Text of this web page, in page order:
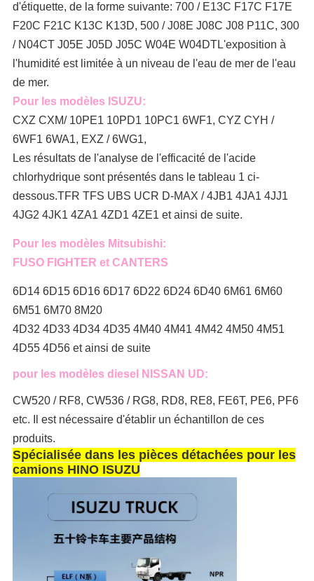
d'étiquette, de la forme suivante: 700 / E13C F17C F17E
F20C F21C K13C K13D, 500 / J08E J08C J08 P11C, 300
/ N04CT J05E J05D J05C W04E W04DTL'exposition à
l'humidité est limitée à un niveau de l'eau de mer de l'eau
de mer.
Pour les modèles ISUZU:
CXZ CXM/ 10PE1 10PD1 10PC1 6WF1, CYZ CYH /
6WF1 6WA1, EXZ / 6WG1,
Les résultats de l'analyse de l'efficacité de l'acide
chlorhydrique sont présentés dans le tableau 1 ci-
dessous.TFR TFS UBS UCR D-MAX / 4JB1 4JA1 4JJ1
4JG2 4JK1 4ZA1 4ZD1 4ZE1 et ainsi de suite.
Pour les modèles Mitsubishi:
FUSO FIGHTER et CANTERS
6D14 6D15 6D16 6D17 6D22 6D24 6D40 6M61 6M60
6M51 6M70 8M20
4D32 4D33 4D34 4D35 4M40 4M41 4M42 4M50 4M51
4D55 4D56 et ainsi de suite
pour les modèles diesel NISSAN UD:
CW520 / RF8, CW536 / RG8, RD8, RE8, FE6T, PE6, PF6
etc. Il est nécessaire d'établir un échantillon de ces
produits.
Spécialisée dans les pièces détachées pour les
camions HINO ISUZU